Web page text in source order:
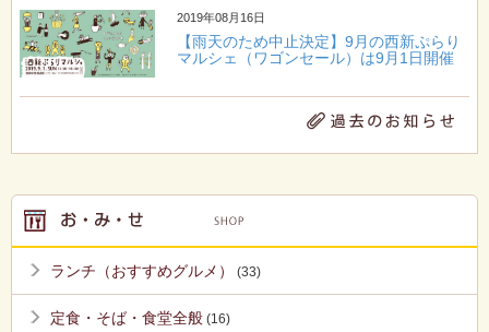
2019年08月16日
【雨天のため中止決定】9月の西新ぷらり
マルシェ（ワゴンセール）は9月1日開催
ランチ（おすすめグルメ） (33)
定食・そば・食堂全般 (16)